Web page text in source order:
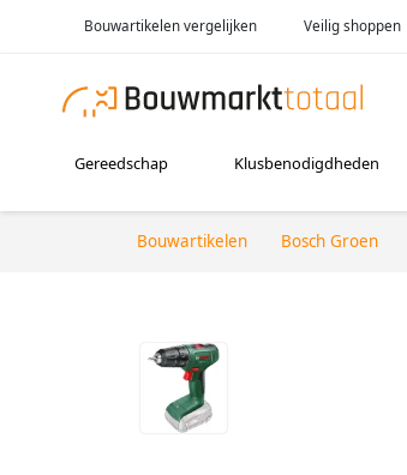
Bouwartikelen vergelijken Veilig shoppen
Gereedschap Klusbenodigdheden
Bouwartikelen Bosch Groen